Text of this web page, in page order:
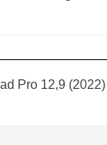
Pro 12,9